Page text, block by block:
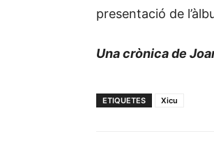
presentació de
Una crònica de
ETIQUETES Xicu